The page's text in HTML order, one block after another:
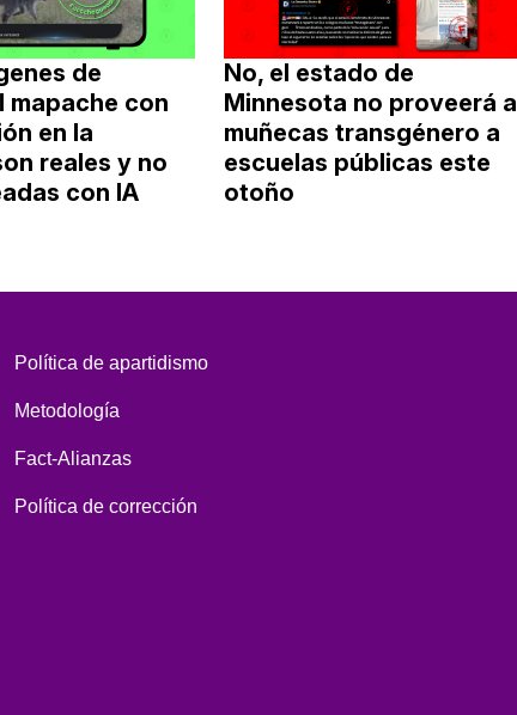
de
mapache con
en la
reales y no
con IA
No, el estado de
Minnesota no proveerá a
muñecas transgénero a
escuelas públicas este
otoño
Política de apartidismo
Metodología
Fact-Alianzas
Política de corrección